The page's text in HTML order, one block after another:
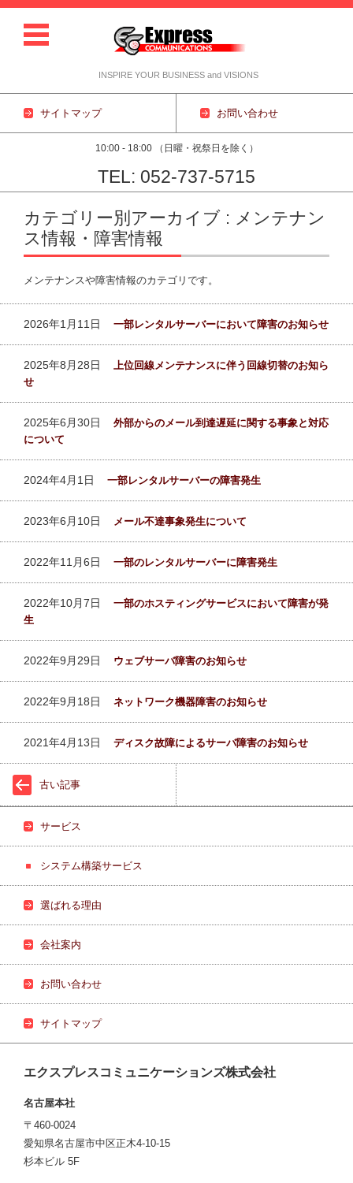
INSPIRE YOUR BUSINESS and VISIONS
サイトマップ お問い合わせ
10:00 - 18:00 （日曜・祝祭日を除く）
TEL: 052-737-5715
コンテンツに移動
カテゴリー別アーカイブ : メンテナン
ス情報・障害情報
メンテナンスや障害情報のカテゴリです。
2026年1月11日 一部レンタルサーバーにおいて障害のお知らせ
2025年8月28日 上位回線メンテナンスに伴う回線切替のお知ら
せ
2025年6月30日 外部からのメール到達遅延に関する事象と対応
について
2024年4月1日 一部レンタルサーバーの障害発生
2023年6月10日 メール不達事象発生について
2022年11月6日 一部のレンタルサーバーに障害発生
2022年10月7日 一部のホスティングサービスにおいて障害が発
生
2022年9月29日 ウェブサーバ障害のお知らせ
2022年9月18日 ネットワーク機器障害のお知らせ
2021年4月13日 ディスク故障によるサーバ障害のお知らせ
古い記事
サービス
システム構築サービス
選ばれる理由
会社案内
お問い合わせ
サイトマップ
エクスプレスコミュニケーションズ株式会社
名古屋本社
〒460-0024
愛知県名古屋市中区正木4-10-15
杉本ビル 5F